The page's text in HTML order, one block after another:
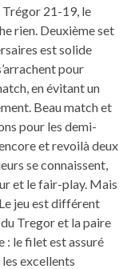
21-19, le
rien. Deuxième set
est solide
pour
en évitant un
Beau match et
pour les demi-
et revoilà deux
se connaissent,
et le fair-play. Mais
jeu est différent
Tregor et la paire
: le filet est assuré
excellents